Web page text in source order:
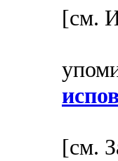
[см.
[см.